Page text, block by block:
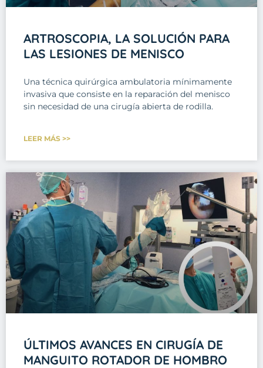
ARTROSCOPIA, LA SOLUCIÓN PARA
LAS LESIONES DE MENISCO
Una técnica quirúrgica ambulatoria mínimamente
invasiva que consiste en la reparación del menisco
sin necesidad de una cirugía abierta de rodilla.
LEER MÁS >>
ÚLTIMOS AVANCES EN CIRUGÍA DE
MANGUITO ROTADOR DE HOMBRO